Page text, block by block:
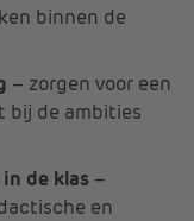
binnen de
– zorgen voor een
bij de ambities
de klas –
en